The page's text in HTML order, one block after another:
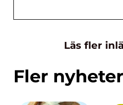
Läs fler
Fler nyheter